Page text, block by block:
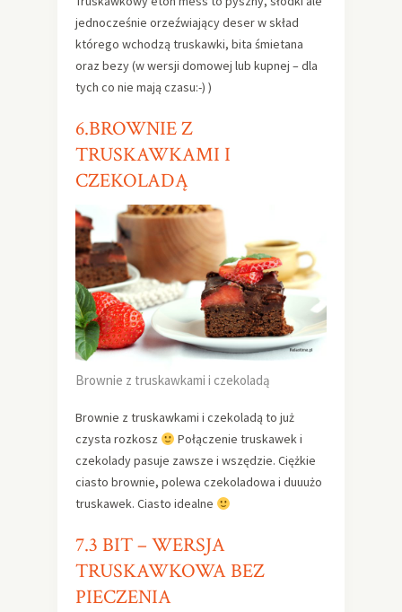
jednocześnie orzeźwiający deser w skład
którego wchodzą truskawki, bita śmietana
oraz bezy (w wersji domowej lub kupnej – dla
tych co nie mają czasu:-) )
6.BROWNIE Z
TRUSKAWKAMI I
CZEKOLADĄ
Brownie z truskawkami i czekoladą
Brownie z truskawkami i czekoladą to już
czysta rozkosz
Połączenie truskawek i
czekolady pasuje zawsze i wszędzie. Ciężkie
ciasto brownie, polewa czekoladowa i duuużo
truskawek. Ciasto idealne
7.3 BIT – WERSJA
TRUSKAWKOWA BEZ
PIECZENIA